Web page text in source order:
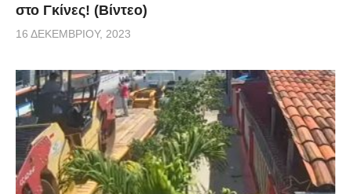
στο Γκίνες! (Βίντεο)
16 ΔΕΚΕΜΒΡΊΟΥ, 2023